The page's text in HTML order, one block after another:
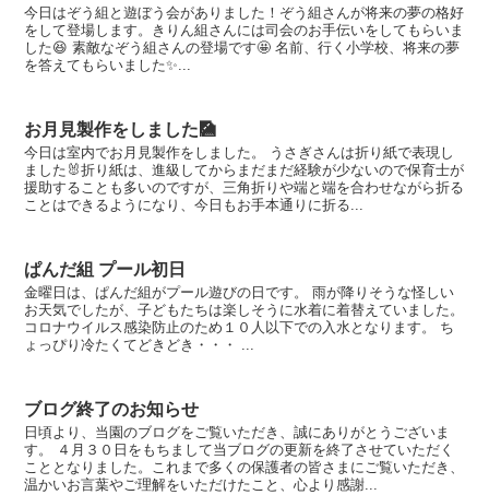
今日はぞう組と遊ぼう会がありました！ぞう組さんが将来の夢の格好
をして登場します。きりん組さんには司会のお手伝いをしてもらいま
した😆 素敵なぞう組さんの登場です🤩 名前、行く小学校、将来の夢
を答えてもらいました✨...
お月見製作をしました🎑
今日は室内でお月見製作をしました。 うさぎさんは折り紙で表現し
ました🐰折り紙は、進級してからまだまだ経験が少ないので保育士が
援助することも多いのですが、三角折りや端と端を合わせながら折る
ことはできるようになり、今日もお手本通りに折る...
ぱんだ組 プール初日
金曜日は、ぱんだ組がプール遊びの日です。 雨が降りそうな怪しい
お天気でしたが、子どもたちは楽しそうに水着に着替えていました。
コロナウイルス感染防止のため１０人以下での入水となります。 ち
ょっぴり冷たくてどきどき・・・ ...
ブログ終了のお知らせ
日頃より、当園のブログをご覧いただき、誠にありがとうございま
す。 ４月３０日をもちまして当ブログの更新を終了させていただく
こととなりました。これまで多くの保護者の皆さまにご覧いただき、
温かいお言葉やご理解をいただけたこと、心より感謝...